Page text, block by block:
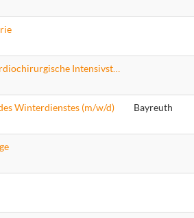
Winterdienstes (m/w/d)
Bayreuth